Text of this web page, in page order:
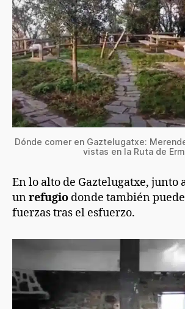
Dónde comer en Gaztelugatxe:
vistas en la Ruta de
En lo alto de Gaztelugatxe, junto
unrefugio donde también
fuerzas tras el esfuerzo.